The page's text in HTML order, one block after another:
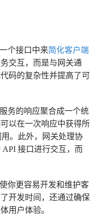
个接口中来简化客户端
交互，而是与网关通
码的复杂性并提高了可
务的响应聚合成一个统
以在一次响应中获得所
。此外，网关处理协
接口进行交互，而
你更容易开发和维护客
开发时间，还通过确保
用户体验。